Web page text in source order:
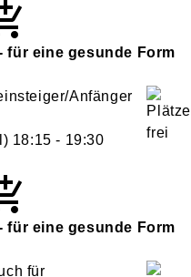
für eine gesunde Form
Anfänger
18:15 - 19:30
für eine gesunde Form
für